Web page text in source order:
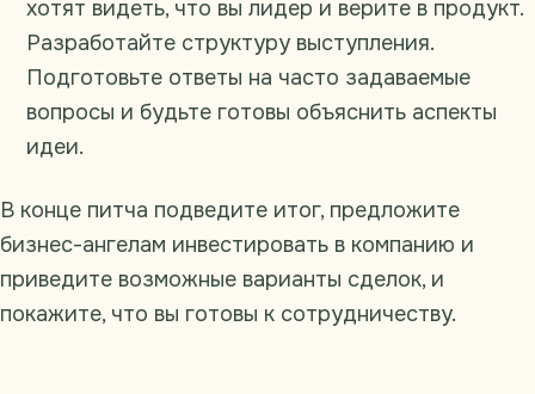
хотят видеть, что вы лидер и верите в продукт.
Разработайте структуру выступления.
Подготовьте ответы на часто задаваемые
вопросы и будьте готовы объяснить аспекты
идеи.
В конце питча подведите итог, предложите
бизнес-ангелам инвестировать в компанию и
приведите возможные варианты сделок, и
покажите, что вы готовы к сотрудничеству.